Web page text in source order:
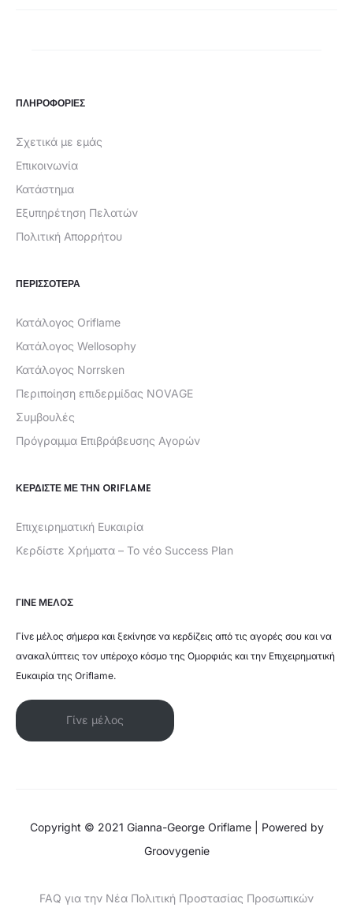
ΠΛΗΡΟΦΟΡΙΕΣ
Σχετικά με εμάς
Επικοινωνία
Κατάστημα
Εξυπηρέτηση Πελατών
Πολιτική Απορρήτου
ΠΕΡΙΣΣΟΤΕΡΑ
Κατάλογος Oriflame
Κατάλογος Wellosophy
Κατάλογος Norrsken
Περιποίηση επιδερμίδας NOVAGE
Συμβουλές
Πρόγραμμα Επιβράβευσης Αγορών
ΚΕΡΔΊΣΤΕ ΜΕ ΤΗΝ ORIFLAME
Επιχειρηματική Ευκαιρία
Κερδίστε Χρήματα – Το νέο Success Plan
ΓΙΝΕ ΜΕΛΟΣ
Γίνε μέλος σήμερα και ξεκίνησε να κερδίζεις από τις αγορές σου και να
ανακαλύπτεις τον υπέροχο κόσμο της Ομορφιάς και την Επιχειρηματική
Ευκαιρία της Oriflame.
Γίνε μέλος
Copyright © 2021 Gianna-George Oriflame | Powered by
Groovygenie
FAQ για την Νέα Πολιτική Προστασίας Προσωπικών